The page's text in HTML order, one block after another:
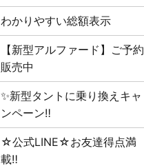
わかりやすい総額表示
【新型アルファード】ご予約
販売中
✨新型タントに乗り換えキャ
ンペーン‼
☆公式LINE☆お友達得点満
載‼